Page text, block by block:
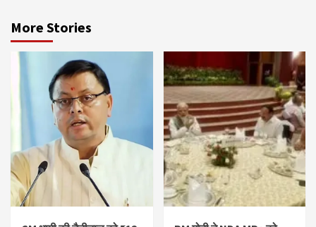
More Stories